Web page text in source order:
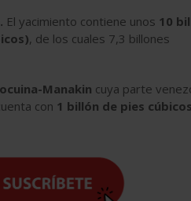
El yacimiento contiene unos 10
, de los cuales 7,3 billones
Manakin cuya parte
con 1 billón de pies cúbicos